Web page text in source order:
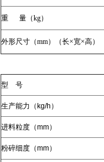
重 量（kg）
外形尺寸（mm）（长×宽×高）
型 号
生产能力（kg/h）
进料粒度（mm）
粉碎细度（mm）